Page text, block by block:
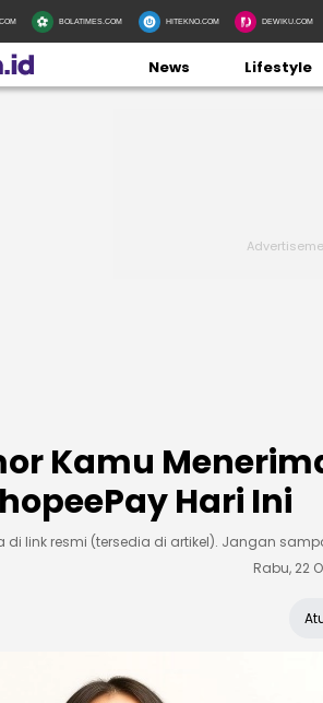
BOLATIMES.COM HITEKNO.COM DEWIKU.COM
News Lifestyle
Kamu
Hari Ini
di link resmi (tersedia di artikel). Jangan
Rabu, 22